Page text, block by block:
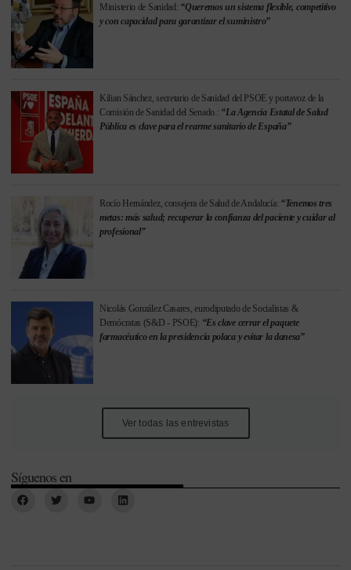
Ministerio de Sanidad: “Queremos un sistema flexible, competitivo
y con capacidad para garantizar el suministro”
Kilian Sánchez, secretario de Sanidad del PSOE y portavoz de la
Comisión de Sanidad del Senado.: “La Agencia Estatal de Salud
Pública es clave para el rearme sanitario de España”
Rocío Hernández, consejera de Salud de Andalucía: “Tenemos tres
metas: más salud; recuperar la confianza del paciente y cuidar al
profesional”
Nicolás González Casares, eurodiputado de Socialistas &
Demócratas (S&D - PSOE): “Es clave cerrar el paquete
farmacéutico en la presidencia polaca y evitar la danesa”
Ver todas las entrevistas
Síguenos en